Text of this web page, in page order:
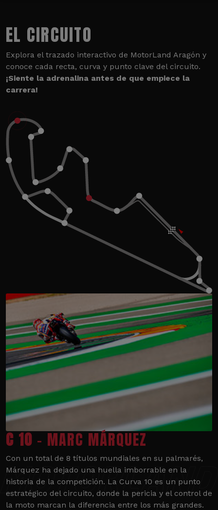
EL CIRCUITO
Explora el trazado interactivo de MotorLand Aragón y
conoce cada recta, curva y punto clave del circuito.
¡Siente la adrenalina antes de que empiece la
carrera!
C 10 - MARC MÁRQUEZ
Con un total de 8 títulos mundiales en su palmarés,
Márquez ha dejado una huella imborrable en la
historia de la competición. La Curva 10 es un punto
estratégico del circuito, donde la pericia y el control de
la moto marcan la diferencia entre los más grandes.